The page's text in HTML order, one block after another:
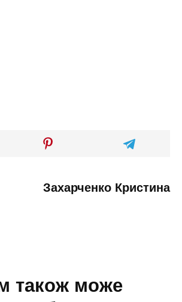
Захарченко Кристина
також може